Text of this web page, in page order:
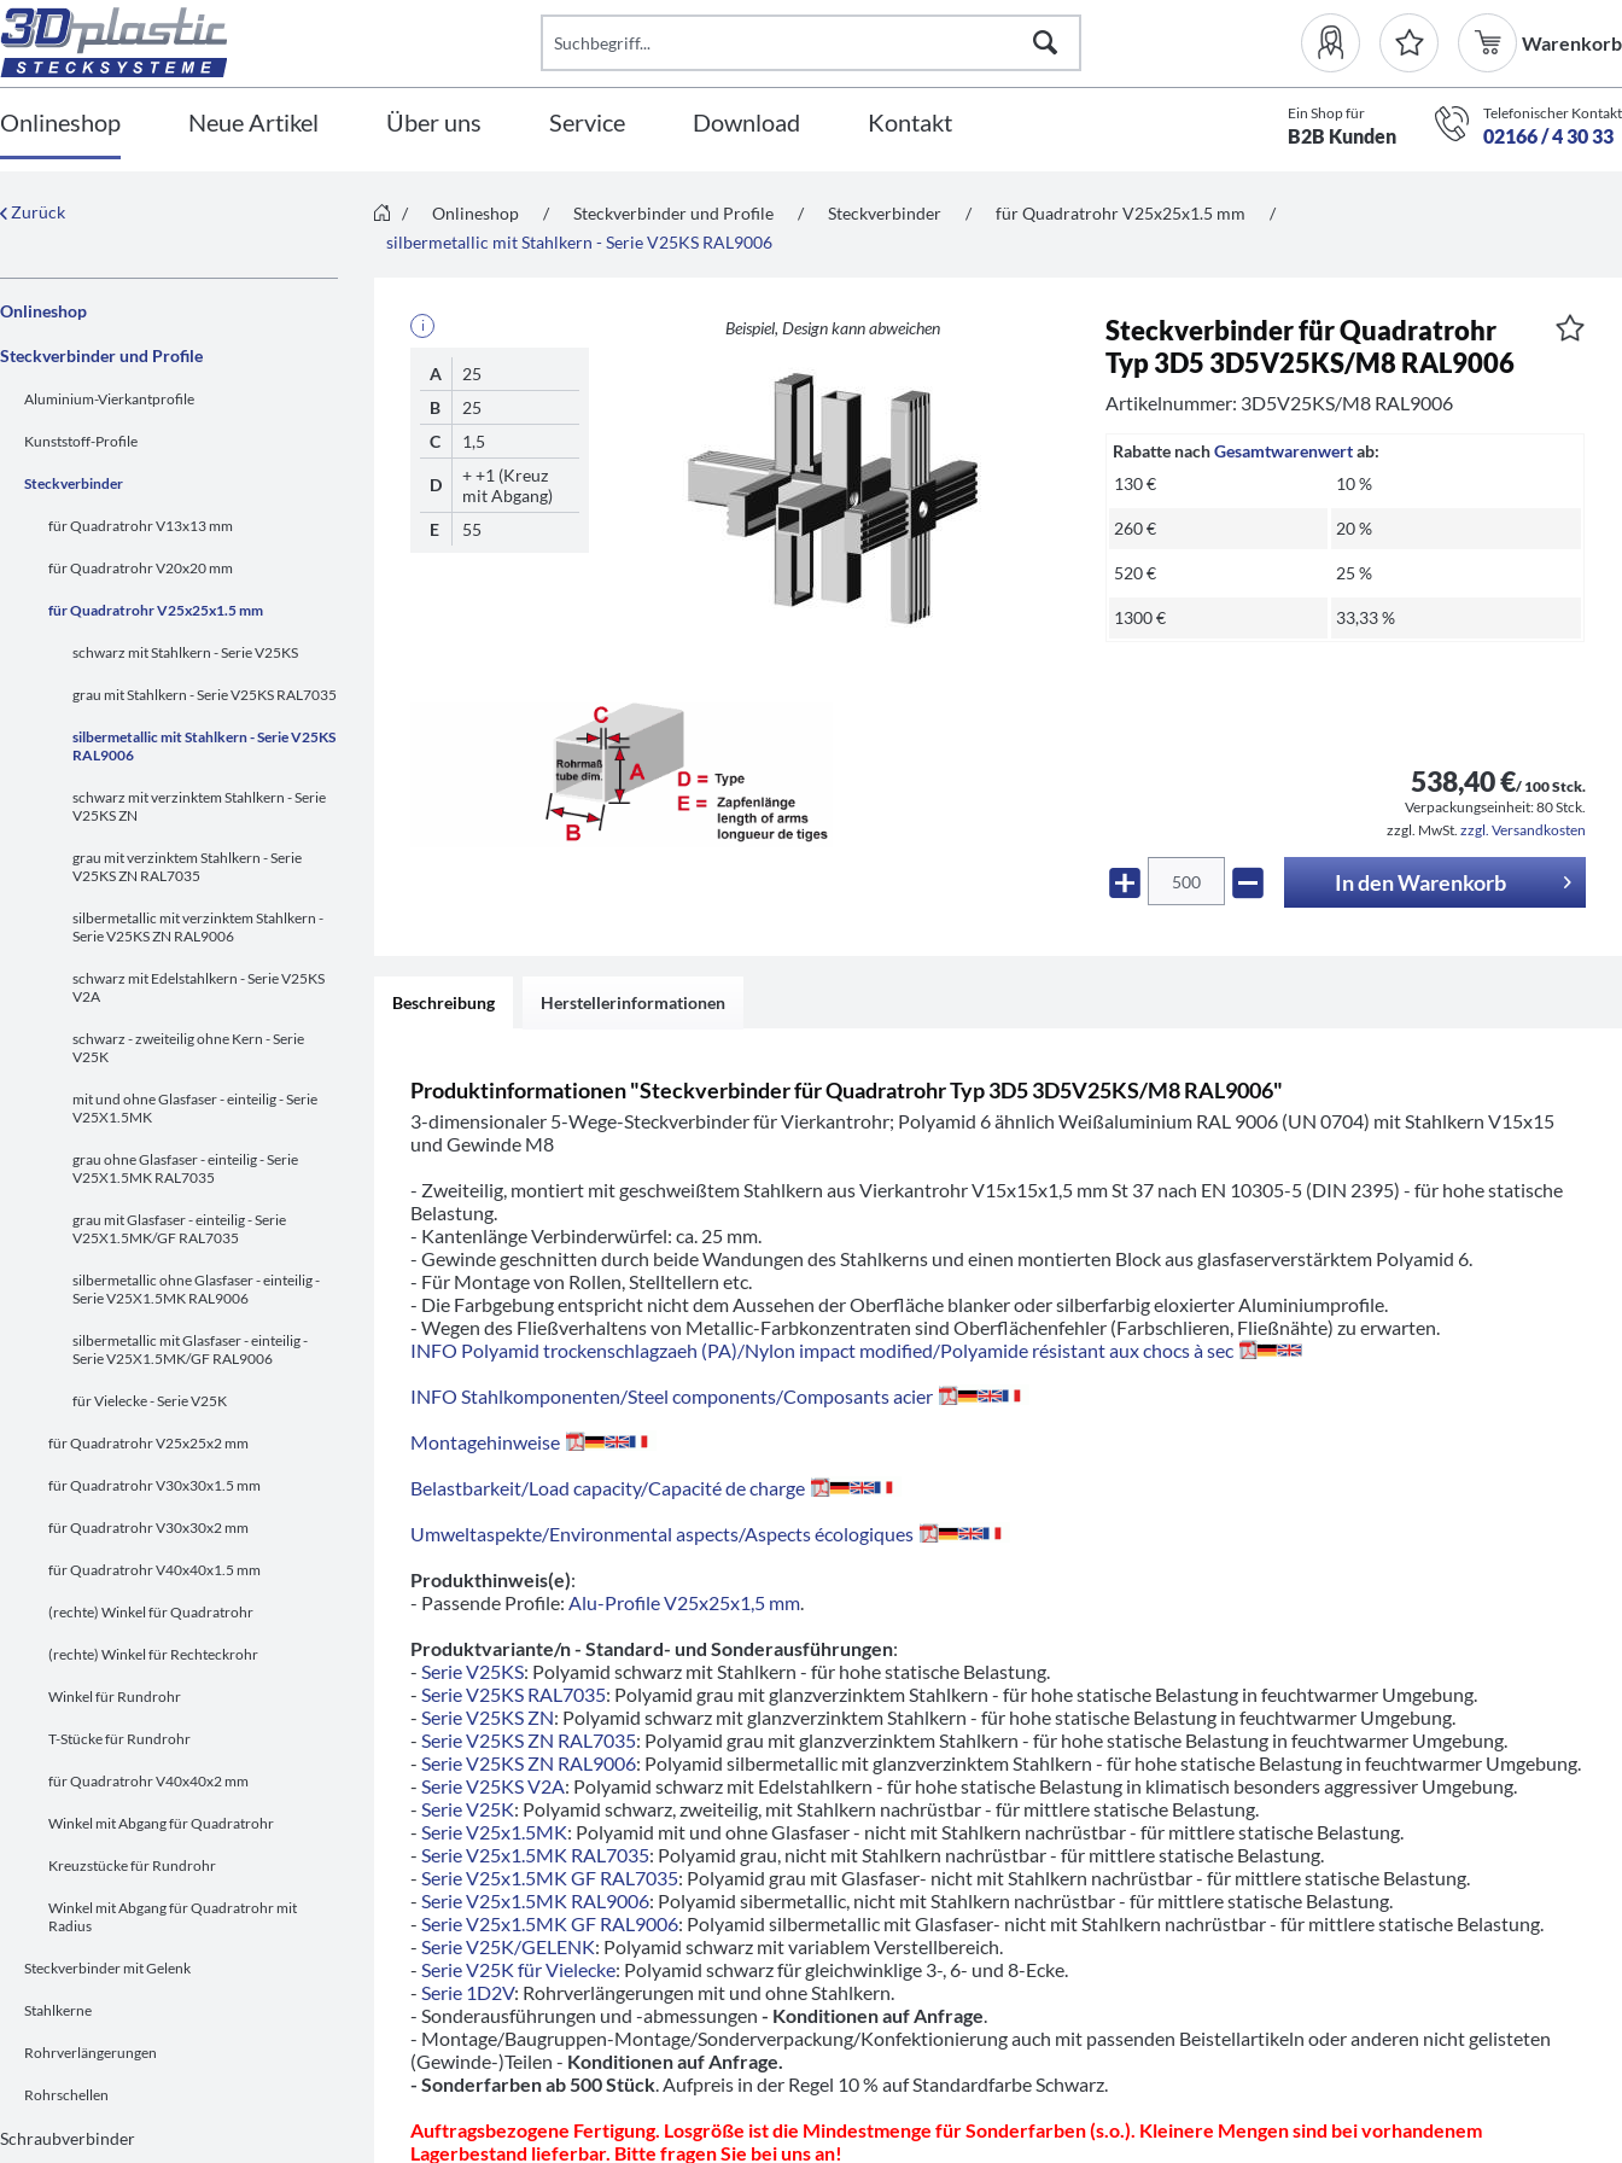
Warenkorb
Onlineshop Neue Artikel Über uns Service Download Kontakt Ein Shop für
B2B Kunden
Telefonischer Kontakt
02166 / 4 30 33
Zurück / Onlineshop / Steckverbinder und Profile / Steckverbinder / für Quadratrohr V25x25x1.5 mm
/
silbermetallic mit Stahlkern - Serie V25KS RAL9006
Onlineshop
Steckverbinder und Profile
Aluminium-Vierkantprofile
Kunststoff-Profile
Steckverbinder
für Quadratrohr V13x13 mm
für Quadratrohr V20x20 mm
für Quadratrohr V25x25x1.5 mm
schwarz mit Stahlkern - Serie V25KS
grau mit Stahlkern - Serie V25KS RAL7035
silbermetallic mit Stahlkern - Serie V25KS
RAL9006
schwarz mit verzinktem Stahlkern - Serie
V25KS ZN
grau mit verzinktem Stahlkern - Serie
V25KS ZN RAL7035
silbermetallic mit verzinktem Stahlkern -
Serie V25KS ZN RAL9006
schwarz mit Edelstahlkern - Serie V25KS
V2A
schwarz - zweiteilig ohne Kern - Serie
V25K
mit und ohne Glasfaser - einteilig - Serie
V25X1.5MK
grau ohne Glasfaser - einteilig - Serie
V25X1.5MK RAL7035
grau mit Glasfaser - einteilig - Serie
V25X1.5MK/GF RAL7035
silbermetallic ohne Glasfaser - einteilig -
Serie V25X1.5MK RAL9006
silbermetallic mit Glasfaser - einteilig -
Serie V25X1.5MK/GF RAL9006
für Vielecke - Serie V25K
für Quadratrohr V25x25x2 mm
für Quadratrohr V30x30x1.5 mm
für Quadratrohr V30x30x2 mm
für Quadratrohr V40x40x1.5 mm
(rechte) Winkel für Quadratrohr
(rechte) Winkel für Rechteckrohr
Winkel für Rundrohr
T-Stücke für Rundrohr
für Quadratrohr V40x40x2 mm
Winkel mit Abgang für Quadratrohr
Kreuzstücke für Rundrohr
Winkel mit Abgang für Quadratrohr mit
Radius
Steckverbinder mit Gelenk
Stahlkerne
Rohrverlängerungen
Rohrschellen
Schraubverbinder
i
A
25
B
25
C
1,5
D
+ +1 (Kreuz
mit Abgang)
E
55
Beispiel, Design kann abweichen
Steckverbinder für Quadratrohr
Typ 3D5 3D5V25KS/M8 RAL9006
Artikelnummer: 3D5V25KS/M8 RAL9006
Rabatte nachGesamtwarenwertab:
130 €
10 %
260 € 20 %
520 € 25 %
1300 € 33,33 %
538,40 €/ 100 Stck.
Verpackungseinheit:80 Stck.
zzgl. MwSt. zzgl. Versandkosten
In denWarenkorb
Beschreibung Herstellerinformationen
Produktinformationen "Steckverbinder für Quadratrohr Typ 3D5 3D5V25KS/M8 RAL9006"
3-dimensionaler 5-Wege-Steckverbinder für Vierkantrohr; Polyamid 6 ähnlich Weißaluminium RAL 9006 (UN 0704) mit Stahlkern V15x15
und Gewinde M8
- Zweiteilig, montiert mit geschweißtem Stahlkern aus Vierkantrohr V15x15x1,5 mm St 37 nach EN 10305-5 (DIN 2395) - für hohe statische
Belastung.
- Kantenlänge Verbinderwürfel: ca. 25 mm.
- Gewinde geschnitten durch beide Wandungen des Stahlkerns und einen montierten Block aus glasfaserverstärktem Polyamid 6.
- Für Montage von Rollen, Stelltellern etc.
- Die Farbgebung entspricht nicht dem Aussehen der Oberfläche blanker oder silberfarbig eloxierter Aluminiumprofile.
- Wegen des Fließverhaltens von Metallic-Farbkonzentraten sind Oberflächenfehler (Farbschlieren, Fließnähte) zu erwarten.
INFO Polyamid trockenschlagzaeh (PA)/Nylon impact modified/Polyamide résistant aux chocs à sec
INFO Stahlkomponenten/Steel components/Composants acier
Montagehinweise
Belastbarkeit/Load capacity/Capacité de charge
Umweltaspekte/Environmental aspects/Aspects écologiques
Produkthinweis(e):
- Passende Profile: Alu-Profile V25x25x1,5 mm.
Produktvariante/n - Standard- und Sonderausführungen:
- Serie V25KS: Polyamid schwarz mit Stahlkern - für hohe statische Belastung.
- Serie V25KS RAL7035: Polyamid grau mit glanzverzinktem Stahlkern - für hohe statische Belastung in feuchtwarmer Umgebung.
- Serie V25KS ZN: Polyamid schwarz mit glanzverzinktem Stahlkern - für hohe statische Belastung in feuchtwarmer Umgebung.
- Serie V25KS ZN RAL7035: Polyamid grau mit glanzverzinktem Stahlkern - für hohe statische Belastung in feuchtwarmer Umgebung.
- Serie V25KS ZN RAL9006: Polyamid silbermetallic mit glanzverzinktem Stahlkern - für hohe statische Belastung in feuchtwarmer Umgebung.
- Serie V25KS V2A: Polyamid schwarz mit Edelstahlkern - für hohe statische Belastung in klimatisch besonders aggressiver Umgebung.
- Serie V25K: Polyamid schwarz, zweiteilig, mit Stahlkern nachrüstbar - für mittlere statische Belastung.
- Serie V25x1.5MK: Polyamid mit und ohne Glasfaser - nicht mit Stahlkern nachrüstbar - für mittlere statische Belastung.
- Serie V25x1.5MK RAL7035: Polyamid grau, nicht mit Stahlkern nachrüstbar - für mittlere statische Belastung.
- Serie V25x1.5MK GF RAL7035: Polyamid grau mit Glasfaser- nicht mit Stahlkern nachrüstbar - für mittlere statische Belastung.
- Serie V25x1.5MK RAL9006: Polyamid sibermetallic, nicht mit Stahlkern nachrüstbar - für mittlere statische Belastung.
- Serie V25x1.5MK GF RAL9006: Polyamid silbermetallic mit Glasfaser- nicht mit Stahlkern nachrüstbar - für mittlere statische Belastung.
- Serie V25K/GELENK: Polyamid schwarz mit variablem Verstellbereich.
- Serie V25K für Vielecke: Polyamid schwarz für gleichwinklige 3-, 6- und 8-Ecke.
- Serie 1D2V: Rohrverlängerungen mit und ohne Stahlkern.
- Sonderausführungen und -abmessungen - Konditionen auf Anfrage.
- Montage/Baugruppen-Montage/Sonderverpackung/Konfektionierung auch mit passenden Beistellartikeln oder anderen nicht gelisteten
(Gewinde-)Teilen - Konditionen auf Anfrage.
- Sonderfarben ab 500 Stück. Aufpreis in der Regel 10 % auf Standardfarbe Schwarz.
Auftragsbezogene Fertigung. Losgröße ist die Mindestmenge für Sonderfarben (s.o.). Kleinere Mengen sind bei vorhandenem
Lagerbestand lieferbar. Bitte fragen Sie bei uns an!